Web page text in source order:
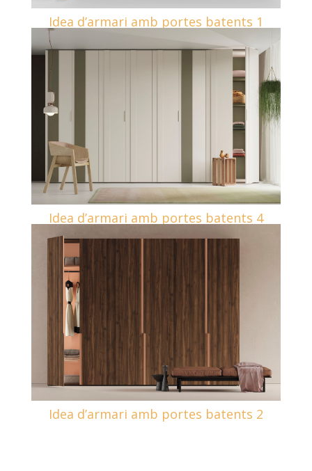
Idea d’armari amb portes batents 1
Idea d’armari amb portes batents 4
Idea d’armari amb portes batents 2